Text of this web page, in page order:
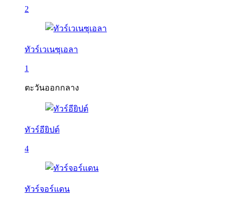
2
ทัวร์เวเนซุเอลา
1
ตะวันออกกลาง
ทัวร์อียิปต์
4
ทัวร์จอร์แดน